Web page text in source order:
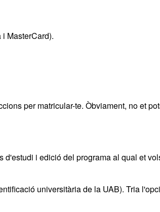
MasterCard).
per matricular-te. Òbviament, no et
i edició del programa al qual et
universitària de la UAB). Tria